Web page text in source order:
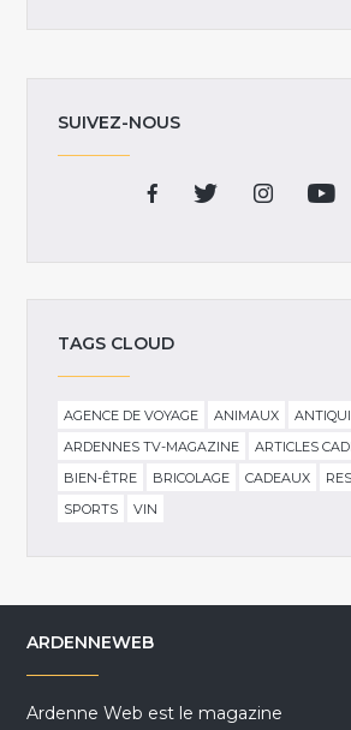
SUIVEZ-NOUS
TAGS CLOUD
AGENCE DE VOYAGE ANIMAUX
ARDENNES TV-MAGAZINE
ARTICLES
BIEN-ÊTRE
BRICOLAGE CADEAUX
SPORTS
VIN
ARDENNEWEB
Ardenne Web est le magazine